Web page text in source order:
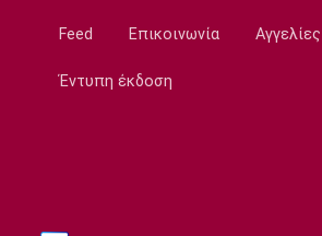
Φωτιές: Πορτοκαλί
Feed Επικοινωνία Αγγελίες
Έντυπη έκδοση